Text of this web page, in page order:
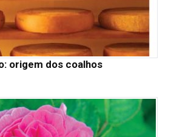
origem dos coalhos